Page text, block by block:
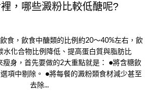
，哪些澱粉比較低醣呢?
食，飲食中醣類的比例約20～40%左右，飲
水化合物比例降低、提高蛋白質與脂肪比
瘦身，首先要做的2大重點就是： ●將含糖飲
項中剔除。 ●將每餐的澱粉類食材減少甚至
去除...